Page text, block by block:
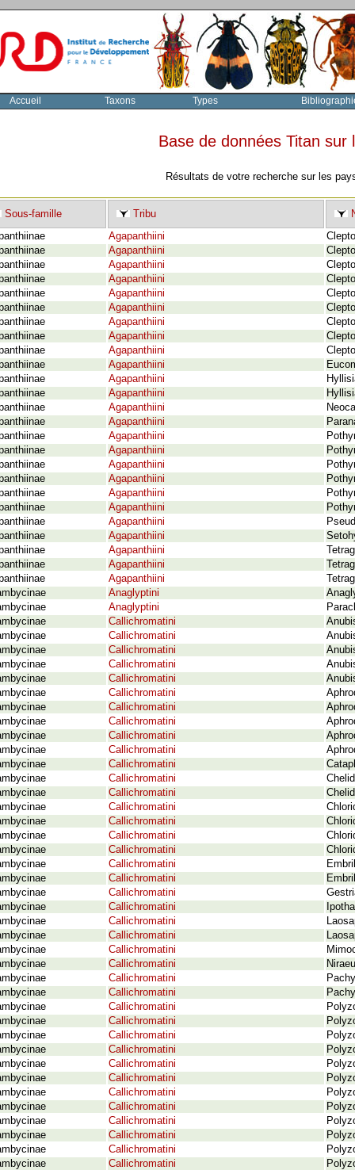
Accueil Taxons Types
Base de données Titan
Résultats de votre recherche sur les
Sous-famille Tribu
Agapanthiini
Agapanthiini
Agapanthiini
Agapanthiini
Agapanthiini
Agapanthiini
Agapanthiini
Agapanthiini
Agapanthiini
Agapanthiini
Agapanthiini
Agapanthiini
Agapanthiini
Agapanthiini
Agapanthiini
Agapanthiini
Agapanthiini
Agapanthiini
Agapanthiini
Agapanthiini
Agapanthiini
Agapanthiini
Agapanthiini
Agapanthiini
Agapanthiini
Anaglyptini
Anaglyptini
Callichromatini
Callichromatini
Callichromatini
Callichromatini
Callichromatini
Callichromatini
Callichromatini
Callichromatini
Callichromatini
Callichromatini
Callichromatini
Callichromatini
Callichromatini
Callichromatini
Callichromatini
Callichromatini
Callichromatini
Callichromatini
Callichromatini
Callichromatini
Callichromatini
Callichromatini
Callichromatini
Callichromatini
Callichromatini
Callichromatini
Callichromatini
Callichromatini
Callichromatini
Callichromatini
Callichromatini
Callichromatini
Callichromatini
Callichromatini
Callichromatini
Callichromatini
Callichromatini
Callichromatini
Callichromatini